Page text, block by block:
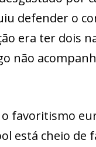
defender o
era ter dois
não
favoritismo
está cheio de